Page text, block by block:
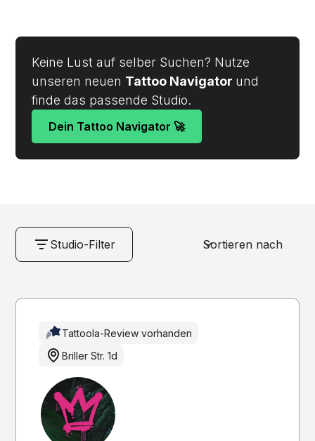
Keine Lust auf selber Suchen? Nutze
unseren neuen Tattoo Navigator und
finde das passende Studio.
Dein Tattoo Navigator 🚀
Studio-Filter Sortieren nach
EMPFOHLENES STUDIO
Nur Empfohlene Studios
Tattoola-Review vorhanden
Briller Str. 1d